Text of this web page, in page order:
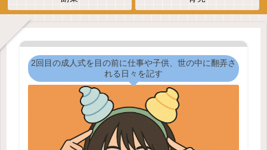
2回目の成人式を目の前に仕事や子供、世の中に翻弄さ
れる日々を記す